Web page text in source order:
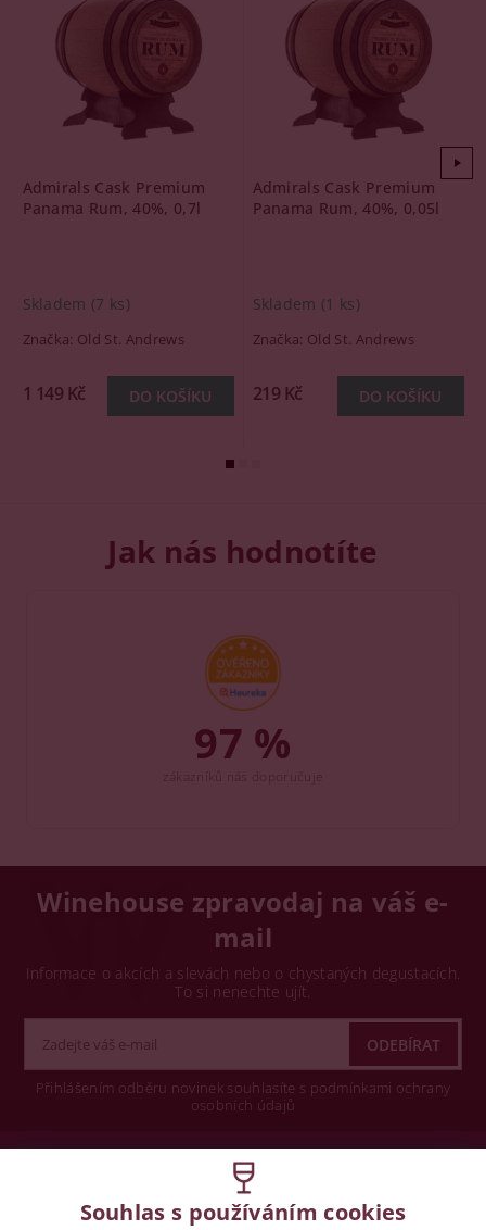
Admirals Cask Premium
Panama Rum, 40%, 0,7l
Skladem (7 ks)
Značka: Old St. Andrews
1 149 Kč
Admirals Cask Premium
Panama Rum, 40%, 0,05l
Skladem (1 ks)
Značka: Old St. Andrews
219 Kč
Jak nás hodnotíte
97 %
Winehouse zpravodaj na váš e-
mail
Informace o akcích a slevách nebo o chystaných degustacích.
To si nenechte ujít.
Přihlášením odběru novinek souhlasíte s podmínkami ochrany
osobních údajů
Souhlas s používáním cookies